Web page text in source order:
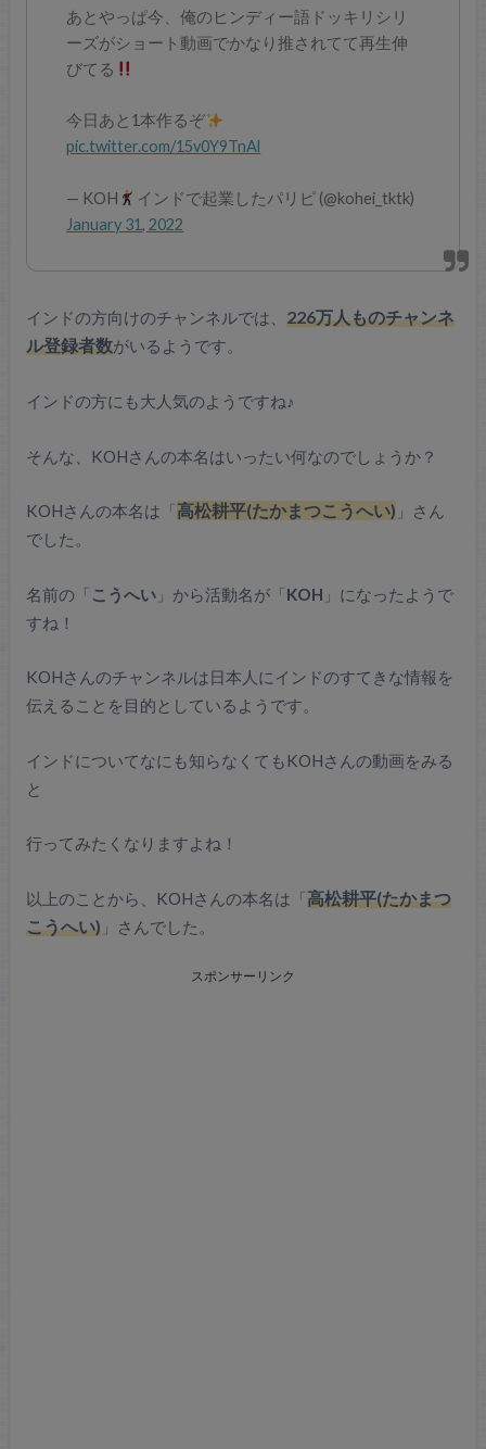
あとやっぱ今、俺のヒンディー語ドッキリシリ
ーズがショート動画でかなり推されてて再生伸
びてる
今日あと1本作るぞ
pic.twitter.com/15v0Y9TnAl
— KOH
インドで起業したパリピ (@kohei_tktk)
January 31, 2022
インドの方向けのチャンネルでは、 226万人ものチャンネ
ル登録者数がいるようです。
インドの方にも大人気のようですね♪
そんな、KOHさんの本名はいったい何なのでしょうか？
KOHさんの本名は「高松耕平(たかまつこうへい) 」さん
でした。
名前の「 こうへい」から活動名が「KOH 」になったようで
すね！
KOHさんのチャンネルは日本人にインドのすてきな情報を
伝えることを目的としているようです。
インドについてなにも知らなくてもKOHさんの動画をみる
と
行ってみたくなりますよね！
以上のことから、KOHさんの本名は「高松耕平(たかまつ
こうへい)」さんでした。
スポンサーリンク